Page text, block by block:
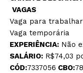
VAGAS
Vaga para
Vaga temporária
EXPERIÊNCIA: Não
SALÁRIO: R$74,03
CÓD:7337056 CBO: